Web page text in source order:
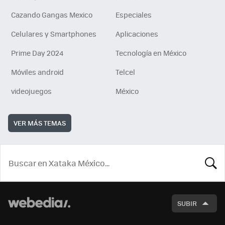
Cazando Gangas Mexico
Especiales
Celulares y Smartphones
Aplicaciones
Prime Day 2024
Tecnología en México
Móviles android
Telcel
videojuegos
México
VER MÁS TEMAS
SUBIR